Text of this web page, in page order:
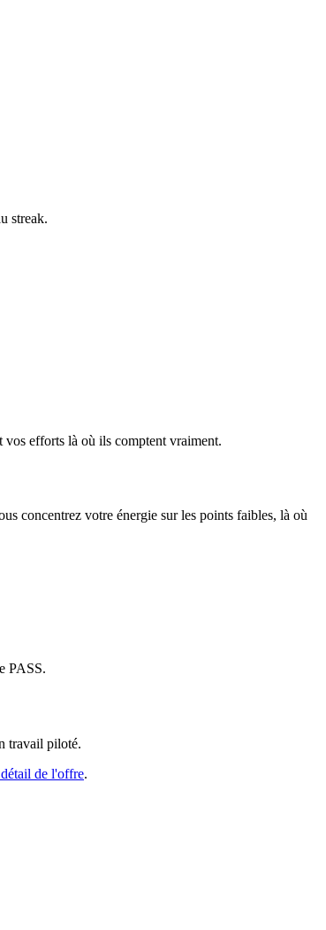
streak.
vos efforts là où ils comptent vraiment.
concentrez votre énergie sur les points faibles, là où
PASS.
travail piloté.
de l'offre.